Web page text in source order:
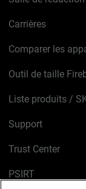
Carrières
Comparer les
Outil de taille
Liste produits /
Support
Trust Center
PSIRT